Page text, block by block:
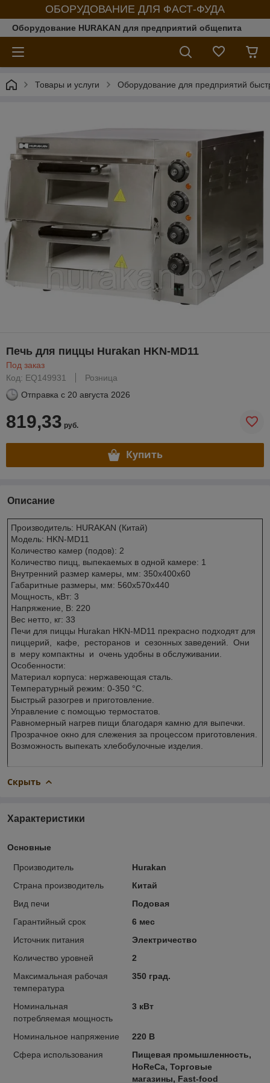
ОБОРУДОВАНИЕ ДЛЯ ФАСТ-ФУДА
Оборудование HURAKAN для предприятий общепита
Товары и услуги Оборудование для предприятий
Печь для пиццы Hurakan HKN-MD11
Под заказ
Код: EQ149931
Розница
Отправка с 20 августа 2026
819,33 руб.
Купить
Описание
Производитель: HURAKAN (Китай)
Модель: HKN-MD11
Количество камер (подов): 2
Количество пицц, выпекаемых в одной камере: 1
Внутренний размер камеры, мм: 350х400х60
Габаритные размеры, мм: 560x570x440
Мощность, кВт: 3
Напряжение, В: 220
Вес нетто, кг: 33
Печи для пиццы Hurakan HKN-MD11 прекрасно подходят для
пиццерий, кафе, ресторанов и сезонных заведений. Они
в меру компактны и очень удобны в обслуживании.
Особенности:
Материал корпуса: нержавеющая сталь.
Температурный режим: 0-350 °С.
Быстрый разогрев и приготовление.
Управление с помощью термостатов.
Равномерный нагрев пищи благодаря камню для выпечки.
Прозрачное окно для слежения за процессом приготовления.
Возможность выпекать хлебобулочные изделия.
Скрыть
Характеристики
Основные
Производитель
Hurakan
Страна производитель
Китай
Вид печи
Подовая
Гарантийный срок
6 мес
Источник питания
Электричество
Количество уровней
2
Максимальная рабочая
температура
350 град.
Номинальная
потребляемая мощность
3 кВт
Номинальное напряжение
220 В
Сфера использования
Пищевая промышленность,
HoReCa, Торговые
магазины, Fast-food